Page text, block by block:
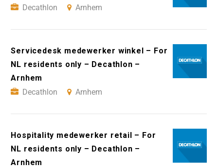
Decathlon
Arnhem
Servicedesk medewerker winkel – For
NL residents only – Decathlon –
Arnhem
Decathlon
Arnhem
Hospitality medewerker retail – For
NL residents only – Decathlon –
Arnhem